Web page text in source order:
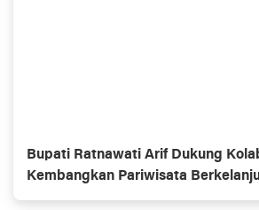
Bupati Ratnawati Arif Dukung
Kembangkan Pariwisata